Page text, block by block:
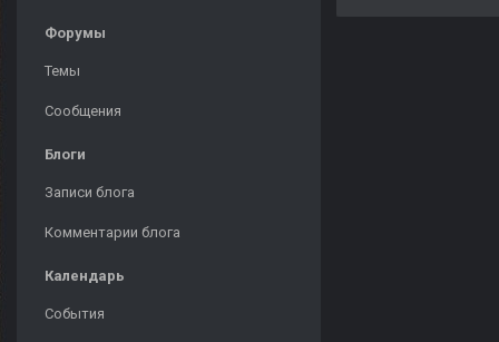
Форумы
Темы
Сообщения
Блоги
Записи блога
Комментарии блога
Календарь
События